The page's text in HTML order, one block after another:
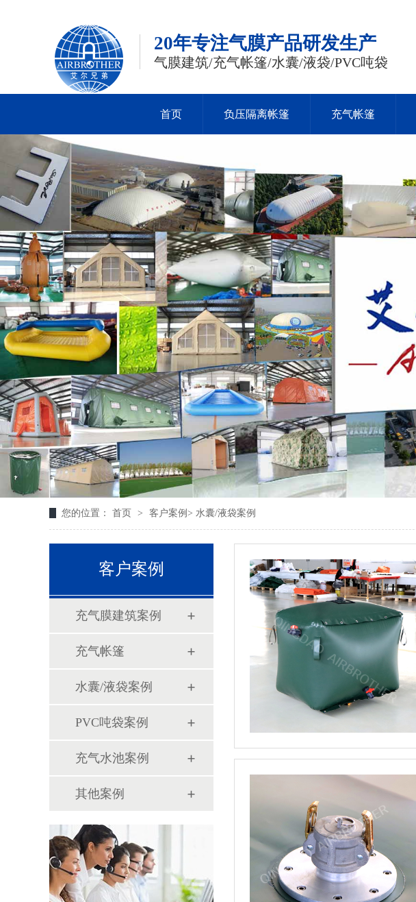
20年专注气膜产品研发生产
气膜建筑/充气帐篷/水囊/液袋/PVC吨袋
首页 负压隔离帐篷 充气帐篷
您的位置： 首页 > 客户案例 > 水囊/液袋案例
客户案例
充气膜建筑案例
充气帐篷
水囊/液袋案例
PVC吨袋案例
充气水池案例
其他案例